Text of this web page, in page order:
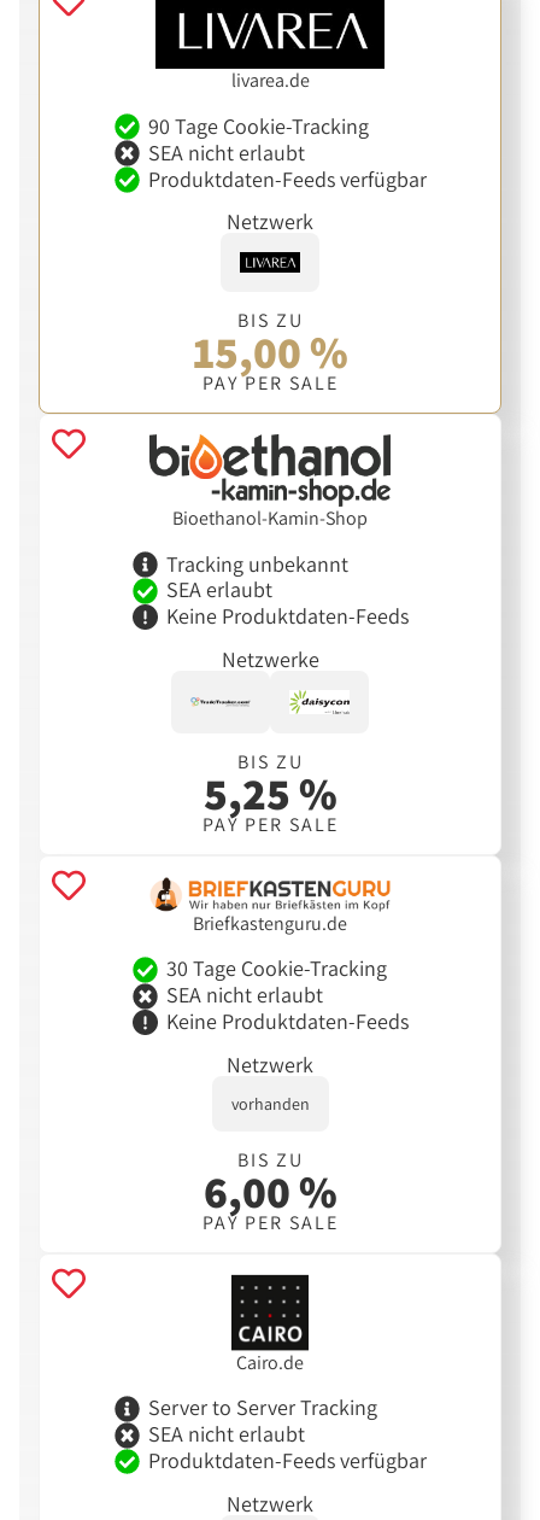
livarea.de
90 Tage Cookie-Tracking
SEA nicht erlaubt
Produktdaten-Feeds verfügbar
Netzwerk
BIS ZU
15,00 %
PAY PER SALE
Bioethanol-Kamin-Shop
Tracking unbekannt
SEA erlaubt
Keine Produktdaten-Feeds
Netzwerke
BIS ZU
5,25 %
PAY PER SALE
Briefkastenguru.de
30 Tage Cookie-Tracking
SEA nicht erlaubt
Keine Produktdaten-Feeds
Netzwerk
vorhanden
BIS ZU
6,00 %
PAY PER SALE
Cairo.de
Server to Server Tracking
SEA nicht erlaubt
Produktdaten-Feeds verfügbar
Netzwerk